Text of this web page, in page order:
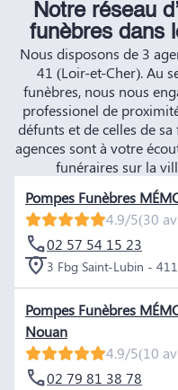
Notre réseau
funèbres dans
Nous disposons de 3
41 (Loir-et-Cher). Au
funèbres, nous nous
professionel de
défunts et de celles de
agences sont à votre
funéraires sur la
Pompes Funèbres
4.9/5(30
02 57 54 15 23
3 Fbg Saint-Lubin -
Pompes Funèbres
Nouan
4.9/5(10
02 79 81 38 78